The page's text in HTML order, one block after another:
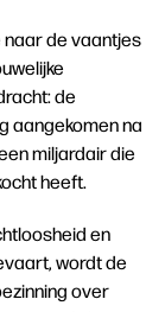
naar de vaantjes
de
aangekomen na
miljardair die
heeft.
en
wordt de
over